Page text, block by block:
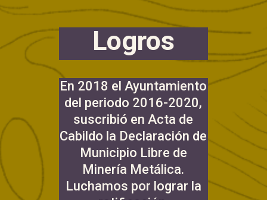
Logros
En 2018 el Ayuntamiento
del periodo 2016-2020,
suscribió en Acta de
Cabildo la Declaración de
Municipio Libre de
Minería Metálica.
Luchamos por lograr la